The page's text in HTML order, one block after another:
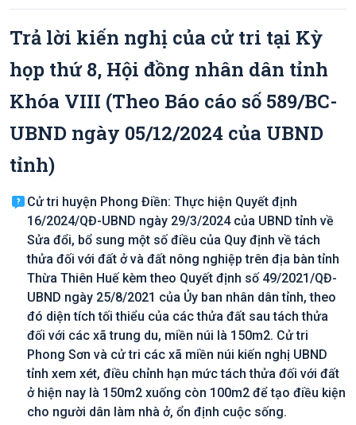
Trả lời kiến nghị của cử tri tại Kỳ
họp thứ 8, Hội đồng nhân dân tỉnh
Khóa VIII (Theo Báo cáo số 589/BC-
UBND ngày 05/12/2024 của UBND
tỉnh)
Cử tri huyện Phong Điền: Thực hiện Quyết định
16/2024/QĐ-UBND ngày 29/3/2024 của UBND tỉnh về
Sửa đổi, bổ sung một số điều của Quy định về tách
thửa đối với đất ở và đất nông nghiệp trên địa bàn tỉnh
Thừa Thiên Huế kèm theo Quyết định số 49/2021/QĐ-
UBND ngày 25/8/2021 của Ủy ban nhân dân tỉnh, theo
đó diện tích tối thiểu của các thửa đất sau tách thửa
đối với các xã trung du, miền núi là 150m2. Cử tri
Phong Sơn và cử tri các xã miền núi kiến nghị UBND
tỉnh xem xét, điều chỉnh hạn mức tách thửa đối với đất
ở hiện nay là 150m2 xuống còn 100m2 để tạo điều kiện
cho người dân làm nhà ở, ổn định cuộc sống.